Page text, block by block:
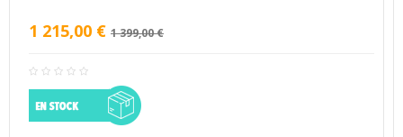
1 215,00 € 1 399,00 €